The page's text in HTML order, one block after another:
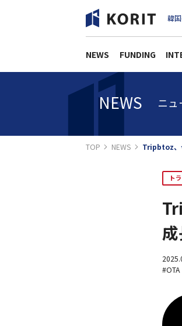
韓
NEWS FUNDING
NEWS ニュ
TOP NEWS Tripbtoz、
ト
#OTA